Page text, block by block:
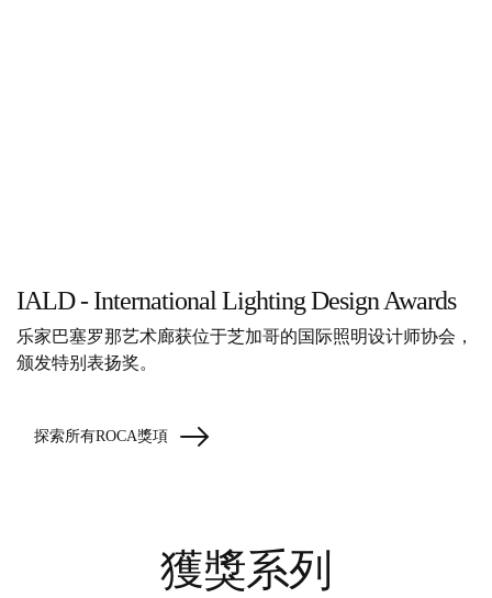
IALD - International Lighting Design Awards
乐家巴塞罗那艺术廊获位于芝加哥的国际照明设计师协会，
颁发特别表扬奖。
探索所有ROCA獎項
獲獎系列